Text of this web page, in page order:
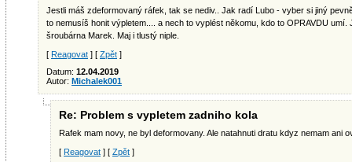
Jestli máš zdeformovaný ráfek, tak se nediv.. Jak radí Lubo - vyber si jiný
to nemusíš honit výpletem.... a nech to vyplést někomu, kdo to OPRAVDU umí.
šroubárna Marek. Maj i tlustý niple.
[ Reagovat ] [ Zpět ]
Datum: 12.04.2019
Autor: Michalek001
Re: Problem s vypletem zadniho kola
Rafek mam novy, ne byl deformovany. Ale natahnuti dratu kdyz nemam ani
[ Reagovat ] [ Zpět ]